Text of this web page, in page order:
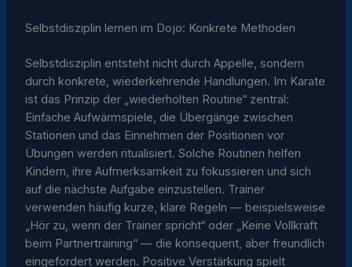
Selbstdisziplin lernen im Dojo: Konkrete Methoden
Selbstdisziplin entsteht nicht durch Appelle, sondern
durch konkrete, wiederkehrende Handlungen. Im Karate
ist das Prinzip der „wiederholten Routine“ zentral:
Einfache Aufwärmspiele, die Übergänge zwischen
Stationen und das Einnehmen der Positionen vor
Übungen werden ritualisiert. Solche Routinen helfen
Kindern, ihre Aufmerksamkeit zu fokussieren und sich
auf die nächste Aufgabe einzustellen. Trainer
verwenden häufig kurze, klare Regeln — beispielsweise
„Hör zu, wenn der Trainer spricht“ oder „Keine Vollkraft
beim Partnertraining“ — die konsequent, aber freundlich
eingefordert werden. Positive Verstärkung spielt